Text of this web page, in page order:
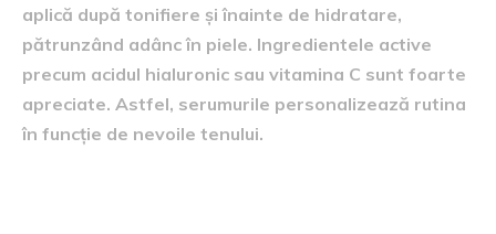
aplică după tonifiere și înainte de hidratare,
pătrunzând adânc în piele. Ingredientele active
precum acidul hialuronic sau vitamina C sunt foarte
apreciate. Astfel, serumurile personalizează rutina
în funcție de nevoile tenului.